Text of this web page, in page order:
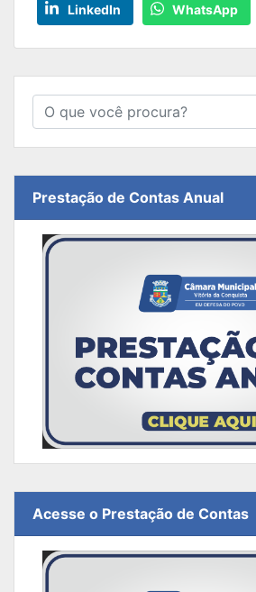
LinkedIn WhatsApp
Prestação de Contas Anual
Acesse o Prestação de Contas